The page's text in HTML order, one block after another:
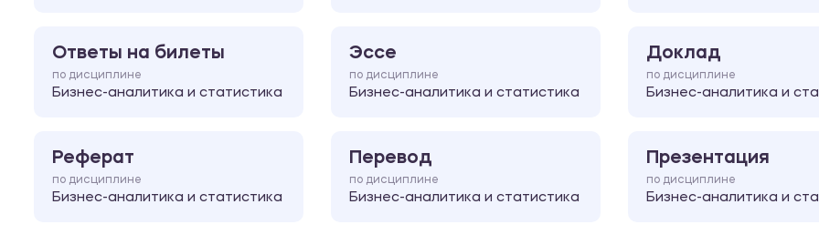
Ответы на билеты
по дисциплине
Бизнес-аналитика и статистика
Эссе
по дисциплине
Бизнес-аналитика и статистика
Доклад
по дисциплине
Бизнес-аналитика и
Реферат
по дисциплине
Бизнес-аналитика и статистика
Перевод
по дисциплине
Бизнес-аналитика и статистика
Презентация
по дисциплине
Бизнес-аналитика и